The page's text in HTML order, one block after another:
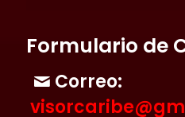
Formulario de
Correo: